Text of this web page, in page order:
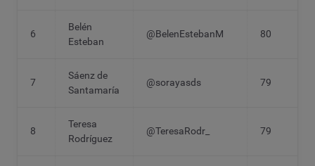
6
Belén
Esteban
@BelenEstebanM 80
7
Sáenz de
Santamaría
@sorayasds 79
8
Teresa
Rodríguez
@TeresaRodr_ 79